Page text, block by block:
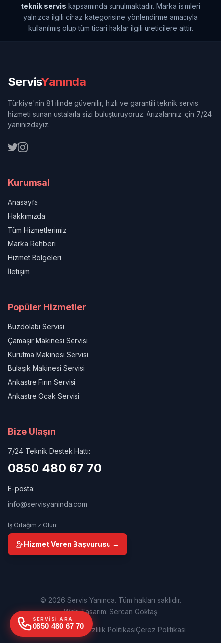
teknik servis kapsamında sunulmaktadır. Marka isimleri
yalnızca ilgili cihaz kategorisine yönlendirme amacıyla
kullanılmış olup tüm ticari haklar ilgili üreticilere aittir.
ServisYanında
Türkiye'nin 81 ilinde güvenilir, hızlı ve garantili teknik servis
hizmeti sunan ustalarla sizi buluşturuyoruz. Arızalarınız için 7/24
yanınızdayız.
Kurumsal
Anasayfa
Hakkımızda
Tüm Hizmetlerimiz
Marka Rehberi
Hizmet Bölgeleri
İletişim
Popüler Hizmetler
Buzdolabı Servisi
Çamaşır Makinesi Servisi
Kurutma Makinesi Servisi
Bulaşık Makinesi Servisi
Ankastre Fırın Servisi
Ankastre Ocak Servisi
Bize Ulaşın
7/24 Teknik Destek Hattı:
0850 480 67 70
E-posta:
info@servisyaninda.com
İş Ortağımız Olun:
Hizmet Veren Başvurusu →
© 2026 Servis Yanında. Tüm hakları saklıdır.
Web Tasarım: Sercan Göktaş
Kullanım Şartları Gizlilik PolitikasıÇerez Politikası
SERVISI ARA
0850 480 67 70